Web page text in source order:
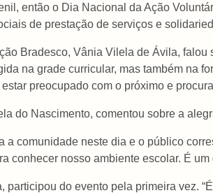
então o Dia Nacional da Ação
de prestação de serviços e
Bradesco, Vânia Vilela de Ávila,
na grade curricular, mas também na
preocupado com o próximo e
do Nascimento, comentou sobre a
a comunidade neste dia e o público
conhecer nosso ambiente escolar. É
participou do evento pela primeira vez.